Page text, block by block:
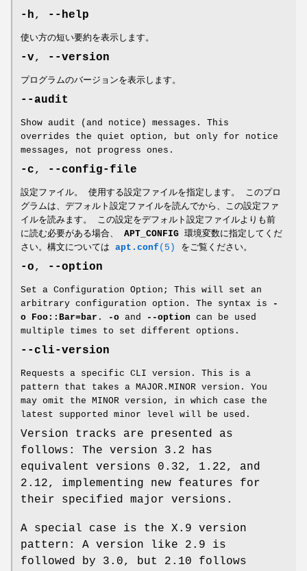
-h, --help
使い方の短い要約を表示します。
-v, --version
プログラムのバージョンを表示します。
--audit
Show audit (and notice) messages. This
overrides the quiet option, but only for notice
messages, not progress ones.
-c, --config-file
設定ファイル。 使用する設定ファイルを指定します。 このプロ
グラムは、デフォルト設定ファイルを読んでから、この設定ファ
イルを読みます。 この設定をデフォルト設定ファイルよりも前
に読む必要がある場合、 APT_CONFIG 環境変数に指定してくだ
さい。構文については apt.conf (5) をご覧ください。
-o, --option
Set a Configuration Option; This will set an
arbitrary configuration option. The syntax is
-
o Foo::Bar=bar . -o and --option can be used
multiple times to set different options.
--cli-version
Requests a specific CLI version. This is a
pattern that takes a MAJOR.MINOR version. You
may omit the MINOR version, in which case the
latest supported minor level will be used.
Version tracks are presented as
follows: The version 3.2 has
equivalent versions 0.32, 1.22, and
2.12, implementing new features for
their specified major versions.
A special case is the X.9 version
pattern: A version like 2.9 is
followed by 3.0, but 2.10 follows